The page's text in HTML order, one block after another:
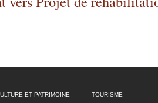
ET PATRIMOINE TOURISME